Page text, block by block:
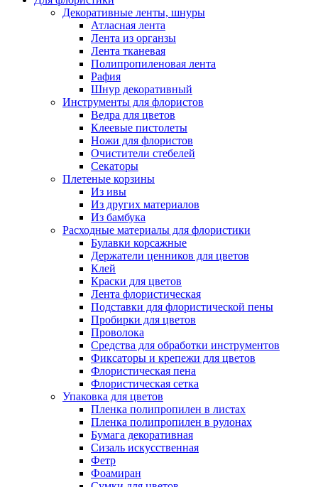
Декоративные ленты, шнуры
Атласная лента
Лента из органзы
Лента тканевая
Полипропиленовая лента
Рафия
Шнур декоративный
Инструменты для флористов
Ведра для цветов
Клеевые пистолеты
Ножи для флористов
Очистители стебелей
Секаторы
Плетеные корзины
Из ивы
Из других материалов
Из бамбука
Расходные материалы для флористики
Булавки корсажные
Держатели ценников для цветов
Клей
Краски для цветов
Лента флористическая
Подставки для флористической пены
Пробирки для цветов
Проволока
Средства для обработки инструментов
Фиксаторы и крепежи для цветов
Флористическая пена
Флористическая сетка
Упаковка для цветов
Пленка полипропилен в листах
Пленка полипропилен в рулонах
Бумага декоративная
Сизаль искусственная
Фетр
Фоамиран